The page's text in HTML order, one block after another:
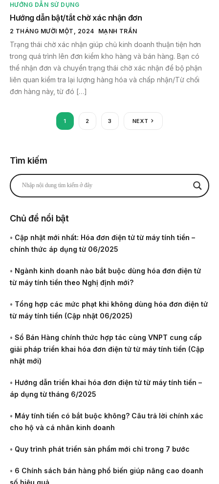
HƯỚNG DẪN SỬ DỤNG
Hướng dẫn bật/tắt chờ xác nhận đơn
2 THÁNG MƯỜI MỘT, 2024 MẠNH TRẦN
Trạng thái chờ xác nhận giúp chủ kinh doanh thuận tiện hơn
trong quá trình lên đơn kiểm kho hàng và bán hàng. Bạn có
thể nhận đơn và chuyển trạng thái chờ xác nhận để bộ phận
liên quan kiểm tra lại lượng hàng hóa và chấp nhận/Từ chối
đơn hàng này, từ đó […]
1 2 3 NEXT
Tìm kiếm
Chủ đề nổi bật
• Cập nhật mới nhất: Hóa đơn điện tử từ máy tính tiền –
chính thức áp dụng từ 06/2025
• Ngành kinh doanh nào bắt buộc dùng hóa đơn điện tử
từ máy tính tiền theo Nghị định mới?
• Tổng hợp các mức phạt khi không dùng hóa đơn điện tử
từ máy tính tiền (Cập nhật 06/2025)
• Sổ Bán Hàng chính thức hợp tác cùng VNPT cung cấp
giải pháp triển khai hóa đơn điện tử từ máy tính tiền (Cập
nhật mới)
• Hướng dẫn triển khai hóa đơn điện tử từ máy tính tiền –
áp dụng từ tháng 6/2025
• Máy tính tiền có bắt buộc không? Câu trả lời chính xác
cho hộ và cá nhân kinh doanh
• Quy trình phát triển sản phẩm mới chỉ trong 7 bước
• 6 Chính sách bán hàng phổ biến giúp nâng cao doanh
số hiệu quả